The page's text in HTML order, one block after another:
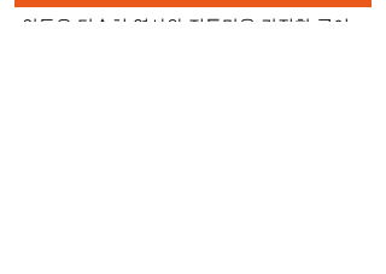
안동은 단순히 역사와 전통만을 간직한 곳이